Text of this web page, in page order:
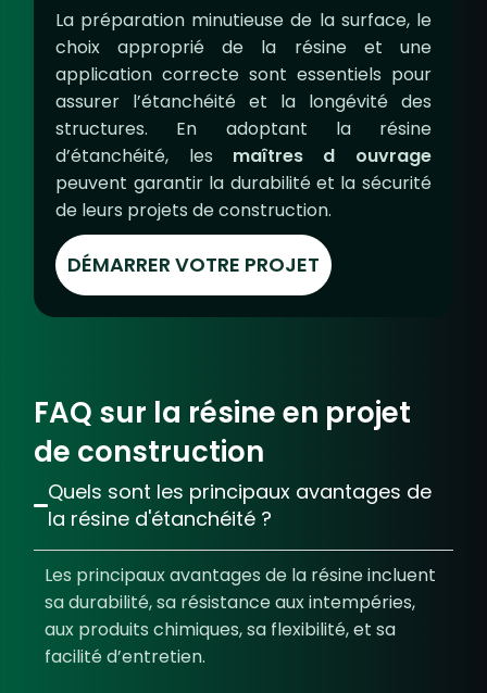
La préparation minutieuse de la surface, le
choix approprié de la résine et une
application correcte sont essentiels pour
assurer l’étanchéité et la longévité des
structures. En adoptant la résine
d’étanchéité, les maîtres d ouvrage
peuvent garantir la durabilité et la sécurité
de leurs projets de construction.
DÉMARRER VOTRE PROJET
FAQ sur la résine en projet
de construction
Quels sont les principaux avantages de
la résine d'étanchéité ?
Les principaux avantages de la résine incluent
sa durabilité, sa résistance aux intempéries,
aux produits chimiques, sa flexibilité, et sa
facilité d’entretien.